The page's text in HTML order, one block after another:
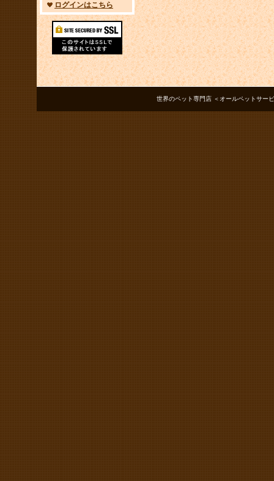
ログインはこちら
世界のペット専門店 ＜オールペットサー